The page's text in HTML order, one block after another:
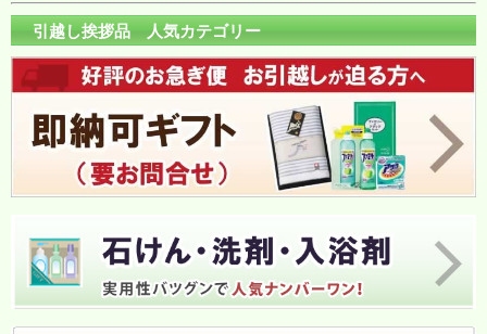
引越し挨拶品 人気カテゴリー